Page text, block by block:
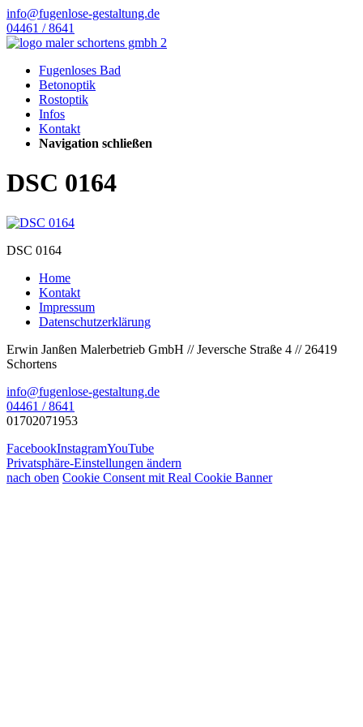
info@fugenlose-gestaltung.de
04461 / 8641
Fugenloses Bad
Betonoptik
Rostoptik
Infos
Kontakt
Navigation schließen
DSC 0164
DSC 0164
Home
Kontakt
Impressum
Datenschutzerklärung
Erwin Janßen Malerbetrieb GmbH // Jeversche Straße 4 // 26419
Schortens
info@fugenlose-gestaltung.de
04461 / 8641
01702071953
FacebookInstagramYouTube
Privatsphäre-Einstellungen ändern
nach oben Cookie Consent mit Real Cookie Banner